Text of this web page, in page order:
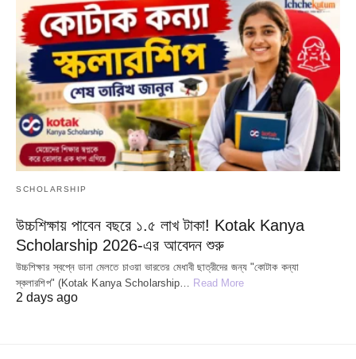
SCHOLARSHIP
উচ্চশিক্ষায় পাবেন বছরে ১.৫ লাখ টাকা! Kotak Kanya
Scholarship 2026-এর আবেদন শুরু
উচ্চশিক্ষার স্বপ্নে ডানা মেলতে চাওয়া ভারতের মেধাবী ছাত্রীদের জন্য "কোটাক কন্যা
স্কলারশিপ" (Kotak Kanya Scholarship… Read More
2 days ago